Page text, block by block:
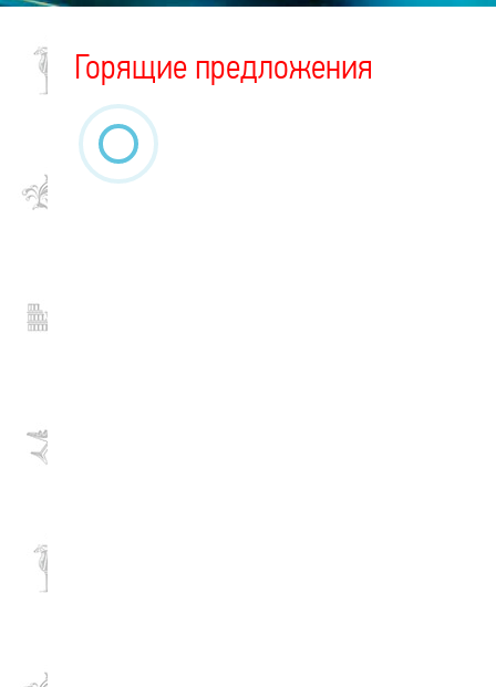
Горящие предложения